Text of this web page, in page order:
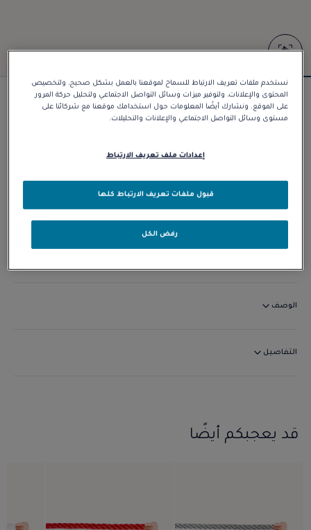
سوار Force 10
د.إ 9.480,00
التوافر في المتجر
الوصف
التفاصيل
قد يعجبكم أيضًا
نستخدم ملفات تعريف الارتباط للسماح لموقعنا بالعمل بشكل صحيح، ولتخصيص
المحتوى والإعلانات، ولتوفير ميزات وسائل التواصل الاجتماعي ولتحليل حركة المرور
على الموقع. ونشارك أيضًا المعلومات حول استخدامك موقعنا مع شركائنا على
مستوى وسائل التواصل الاجتماعي والإعلانات والتحليلات.
إعدادات ملف تعريف الارتباط
رفض الكل
قبول ملفات تعريف الارتباط كلها